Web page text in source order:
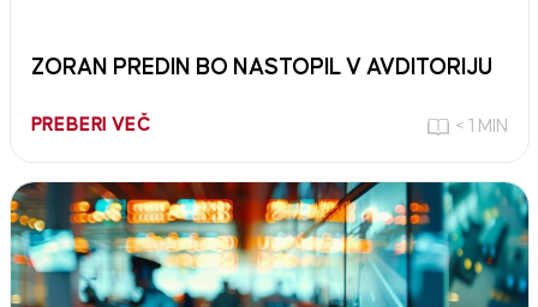
ZORAN PREDIN BO NASTOPIL V AVDITORIJU
PREBERI VEČ < 1 MIN